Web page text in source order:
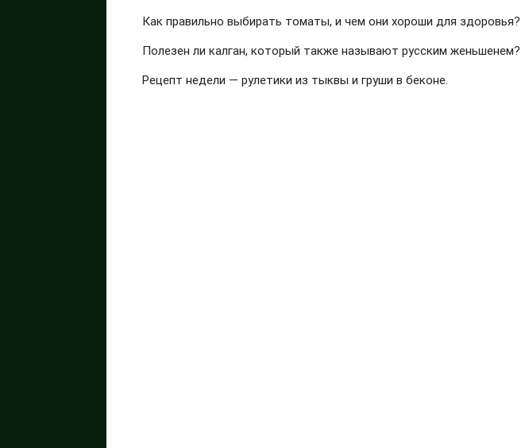
Как правильно выбирать томаты, и чем они хороши для здоровья?
Полезен ли калган, который также называют русским женьшенем?
Рецепт недели — рулетики из тыквы и груши в беконе.